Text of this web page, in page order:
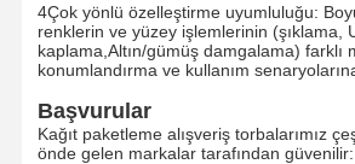
4Çok yönlü özelleştirme uyumluluğu:
renklerin ve yüzey işlemlerinin (şıklama,
kaplama,Altın/gümüş damgalama) farklı
konumlandırma ve kullanım
Başvurular
Kağıt paketleme alışveriş torbalarımız
önde gelen markalar tarafından güvenilir: